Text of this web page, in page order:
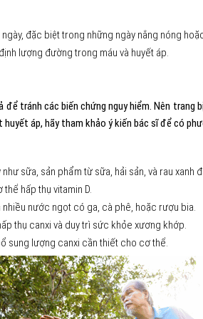
đặc biệt trong những ngày nắng nóng
lượng đường trong máu và huyết áp.
tránh các biến chứng nguy hiểm. Nên
áp, hãy tham khảo ý kiến bác sĩ để có
sữa, sản phẩm từ sữa, hải sản, và rau xanh
hấp thụ vitamin D.
nước ngọt có ga, cà phê, hoặc rượu bia.
thụ canxi và duy trì sức khỏe xương khớp.
sung lượng canxi cần thiết cho cơ thể.